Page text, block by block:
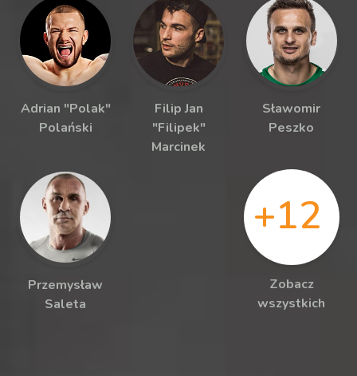
Adrian "Polak"
Polański
Filip Jan
"Filipek"
Marcinek
Sławomir
Peszko
Przemysław
Saleta
+12
Zobacz
wszystkich